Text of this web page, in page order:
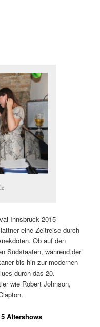
Innsbruck 2015
eine Zeitreise durch
Ob auf den
Südstaaten, während der
bis hin zur modernen
durch das 20.
wie Robert Johnson,
Aftershows